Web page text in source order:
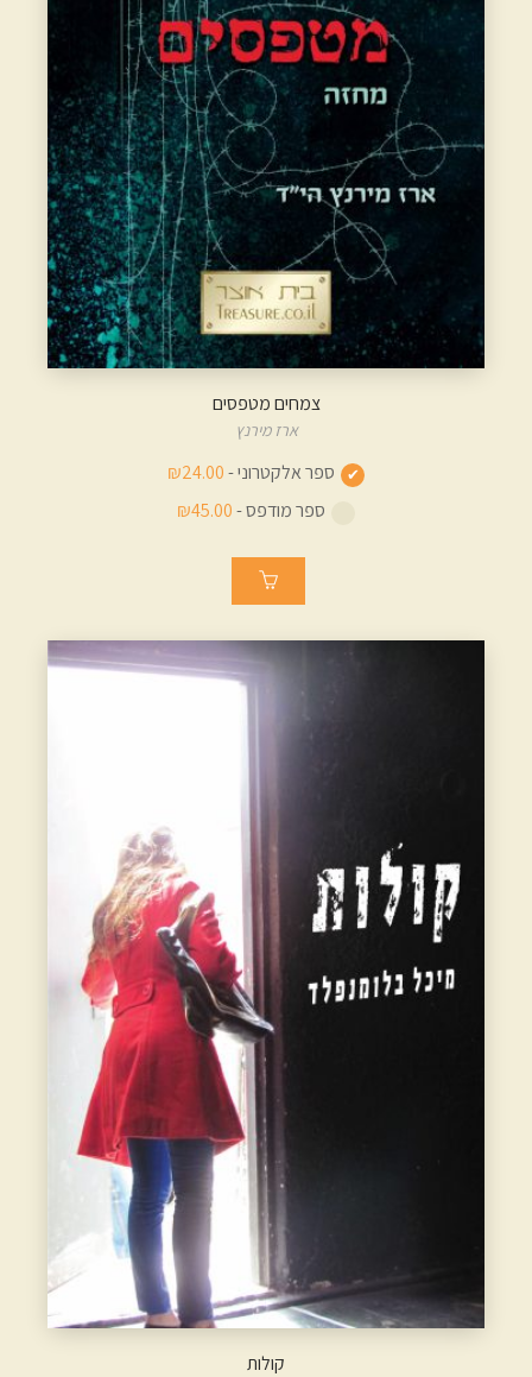
צמחים מטפסים
ארז מירנץ
ספר אלקטרוני -₪24.00
ספר מודפס -₪45.00
קולות